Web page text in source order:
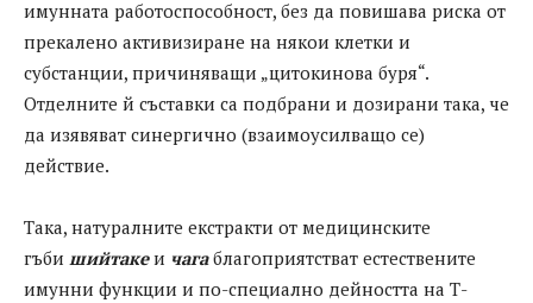
имунната работоспособност, без да повишава риска от
прекалено активизиране на някои клетки и
субстанции, причиняващи „цитокинова буря“.
Отделните й съставки са подбрaни и дозирани така, че
да изявяват синергично (взаимоусилващо се)
действие.
Така, натуралните екстракти от медицинските
гъби шийтаке и чага благоприятстват естествените
имунни функции и по-специално дейността на Т-